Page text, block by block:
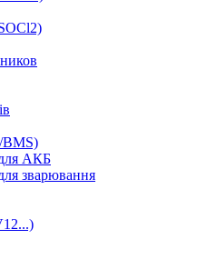
BMS)
АКБ
зварювання